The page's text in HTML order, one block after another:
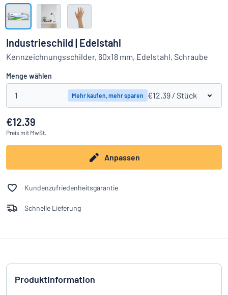
Das Gesuchte nicht gefunden? Schild hier entwerfen
Alle Kategorien anzeigen
Einloggen
Kundenservice
Privat
Industrieschild | Edelstahl
Kennzeichnungsschilder, 60x18 mm, Edelstahl, Schraube
Menge wählen
1 Mehr kaufen, mehr sparen €12.39 / Stück
€12.39
Preis mit MwSt.
Anpassen
Kundenzufriedenheitsgarantie
Schnelle Lieferung
Produktinformation